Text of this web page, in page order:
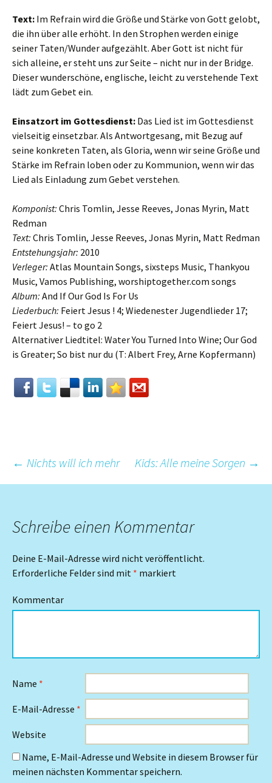
Text: Im Refrain wird die Größe und Stärke von Gott gelobt,
die ihn über alle erhöht. In den Strophen werden einige
seiner Taten/Wunder aufgezählt. Aber Gott ist nicht für
sich alleine, er steht uns zur Seite – nicht nur in der Bridge.
Dieser wunderschöne, englische, leicht zu verstehende Text
lädt zum Gebet ein.
Einsatzort im Gottesdienst: Das Lied ist im Gottesdienst
vielseitig einsetzbar. Als Antwortgesang, mit Bezug auf
seine konkreten Taten, als Gloria, wenn wir seine Größe und
Stärke im Refrain loben oder zu Kommunion, wenn wir das
Lied als Einladung zum Gebet verstehen.
Komponist: Chris Tomlin, Jesse Reeves, Jonas Myrin, Matt
Redman
Text: Chris Tomlin, Jesse Reeves, Jonas Myrin, Matt Redman
Entstehungsjahr: 2010
Verleger: Atlas Mountain Songs, sixsteps Music, Thankyou
Music, Vamos Publishing, worshiptogether.com songs
Album: And If Our God Is For Us
Liederbuch: Feiert Jesus ! 4; Wiedenester Jugendlieder 17;
Feiert Jesus! – to go 2
Alternativer Liedtitel: Water You Turned Into Wine; Our God
is Greater; So bist nur du (T: Albert Frey, Arne Kopfermann)
Beitrags-
← Nichts will ich mehr Kids: Alle meine Sorgen →
Schreibe einen Kommentar
Deine E-Mail-Adresse wird nicht veröffentlicht.
Erforderliche Felder sind mit * markiert
Kommentar
Name *
E-Mail-Adresse *
Website
Name, E-Mail-Adresse und Website in diesem Browser für
meinen nächsten Kommentar speichern.